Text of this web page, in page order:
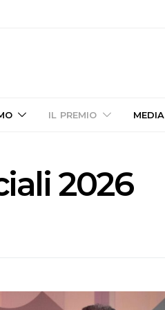
IL PREMIO MEDIA
2026